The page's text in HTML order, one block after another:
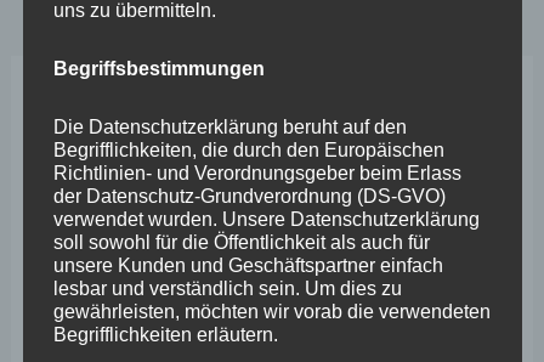
Neueste Beiträge
Wefelscheid lehnt Verfassungsänderung ab
VfL Kesselheim e.V. bittet Stadt um Unterstützung bei
Sanierung des Sportplatzes
Engstelle in Aachener Straße – Wefelscheid: „Rübenach
erstickt im Verkehr“
uns zu übermitteln.
Begriffsbestimmungen
Die Datenschutzerklärung beruht auf den
Begrifflichkeiten, die durch den Europäischen
Richtlinien- und Verordnungsgeber beim Erlass
der Datenschutz-Grundverordnung (DS-GVO)
verwendet wurden. Unsere Datenschutzerklärung
soll sowohl für die Öffentlichkeit als auch für
unsere Kunden und Geschäftspartner einfach
lesbar und verständlich sein. Um dies zu
gewährleisten, möchten wir vorab die verwendeten
Begrifflichkeiten erläutern.